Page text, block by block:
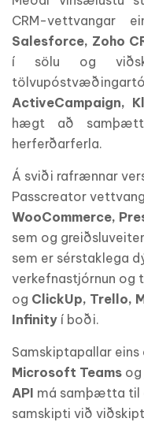
CRM-vettvangar
Salesforce, Zoho
í sölu og
ActiveCampaign,
hægt að
herferðarferla.
Á sviði rafrænnar
Passcreator
WooCommerce,
sem og
sem er sérstaklega
verkefnastjórnun og
og ClickUp, Trello,
Infinity í boði.
Samskiptapallar eins
Microsoft Teams
API má samþætta til
samskipti við